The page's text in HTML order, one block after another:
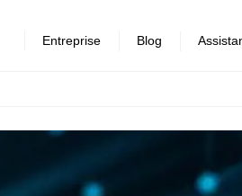
Entreprise Blog